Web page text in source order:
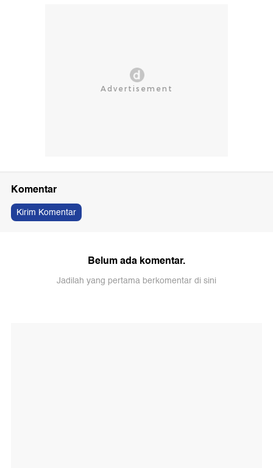
Komentar
Kirim Komentar
Belum ada komentar.
Jadilah yang pertama berkomentar di sini